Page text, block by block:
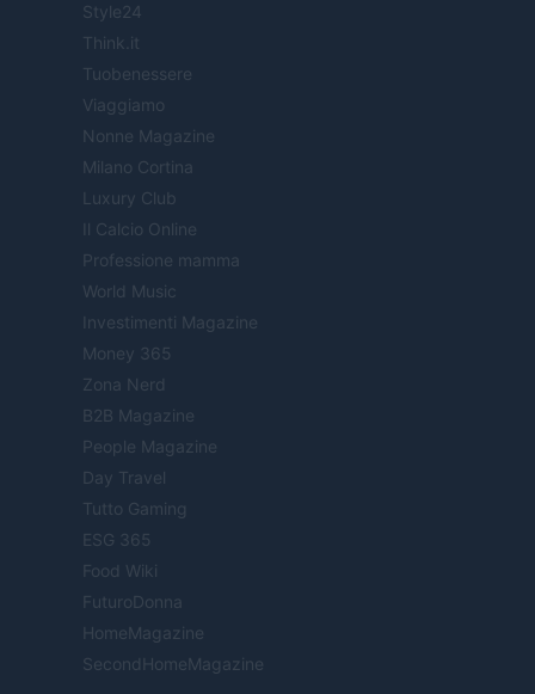
Style24
Think.it
Tuobenessere
Viaggiamo
Nonne Magazine
Milano Cortina
Luxury Club
Il Calcio Online
Professione mamma
World Music
Investimenti Magazine
Money 365
Zona Nerd
B2B Magazine
People Magazine
Day Travel
Tutto Gaming
ESG 365
Food Wiki
FuturoDonna
HomeMagazine
SecondHomeMagazine